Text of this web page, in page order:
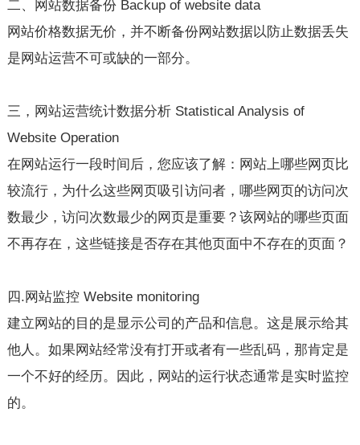
二、网站数据备份 Backup of website data
网站价格数据无价，并不断备份网站数据以防止数据丢失
是网站运营不可或缺的一部分。
三，网站运营统计数据分析 Statistical Analysis of
Website Operation
在网站运行一段时间后，您应该了解：网站上哪些网页比
较流行，为什么这些网页吸引访问者，哪些网页的访问次
数最少，访问次数最少的网页是重要？该网站的哪些页面
不再存在，这些链接是否存在其他页面中不存在的页面？
四.网站监控 Website monitoring
建立网站的目的是显示公司的产品和信息。这是展示给其
他人。如果网站经常没有打开或者有一些乱码，那肯定是
一个不好的经历。因此，网站的运行状态通常是实时监控
的。